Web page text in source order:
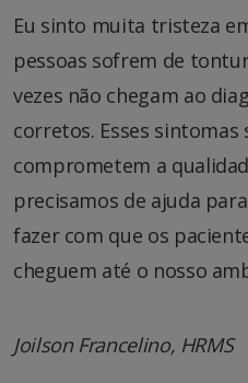
Eu sinto muita tristeza
pessoas sofrem de
vezes não chegam ao
corretos. Esses sintomas
comprometem a
precisamos de ajuda
fazer com que os
cheguem até o nosso
Joilson Francelino, HRMS